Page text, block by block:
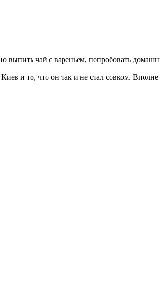
выпить чай с вареньем, попробовать
и то, что он так и не стал совком.